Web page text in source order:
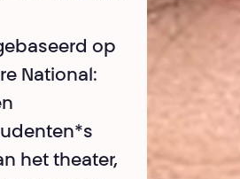
op
National:
het theater,